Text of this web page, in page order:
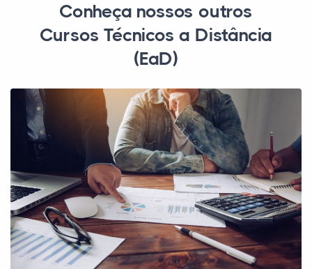
Conheça nossos outros
Cursos Técnicos a Distância
(EaD)